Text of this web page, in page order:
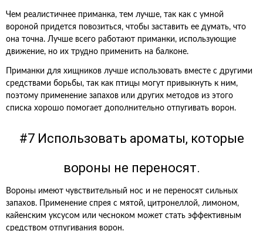
Чем реалистичнее приманка, тем лучше, так как с умной
вороной придется повозиться, чтобы заставить ее думать, что
она точна. Лучше всего работают приманки, использующие
движение, но их трудно применить на балконе.
Приманки для хищников лучше использовать вместе с другими
средствами борьбы, так как птицы могут привыкнуть к ним,
поэтому применение запахов или других методов из этого
списка хорошо помогает дополнительно отпугивать ворон.
#7 Использовать ароматы, которые
вороны не переносят.
Вороны имеют чувствительный нос и не переносят сильных
запахов. Применение спрея с мятой, цитронеллой, лимоном,
кайенским уксусом или чесноком может стать эффективным
средством отпугивания ворон.